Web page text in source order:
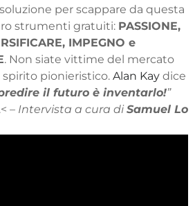
per scappare da questa
strumenti gratuiti: PASSIONE,
IMPEGNO e
. Non siate vittime del mercato
pionieristico. Alan Kay dice
il futuro è inventarlo!”
– Intervista a cura diSamuel Lo